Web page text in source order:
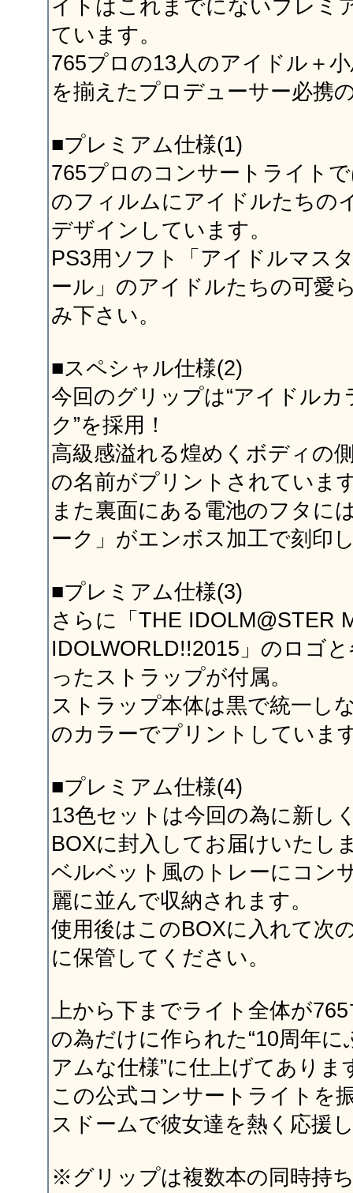
イトはこれまでにないプレミ
ています。
765プロの13人のアイドル＋
を揃えたプロデューサー必携
■プレミアム仕様(1)
765プロのコンサートライト
のフィルムにアイドルたちの
デザインしています。
PS3用ソフト「アイドルマス
ール」のアイドルたちの可愛
み下さい。
■スペシャル仕様(2)
今回のグリップは“アイドル
ク”を採用！
高級感溢れる煌めくボディの
の名前がプリントされていま
また裏面にある電池のフタに
ーク」がエンボス加工で刻印
■プレミアム仕様(3)
さらに「THE IDOLM@STER
IDOLWORLD!!2015」のロゴ
ったストラップが付属。
ストラップ本体は黒で統一し
のカラーでプリントしていま
■プレミアム仕様(4)
13色セットは今回の為に新し
BOXに封入してお届けいたし
ベルベット風のトレーにコン
麗に並んで収納されます。
使用後はこのBOXに入れて次
に保管してください。
上から下までライト全体が
の為だけに作られた“10周年
アムな仕様”に仕上げてありま
この公式コンサートライトを
スドームで彼女達を熱く応援
※グリップは複数本の同時持